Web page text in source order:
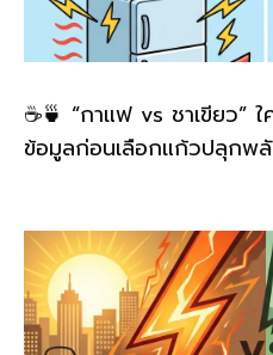
☕🍵 “กาแฟ vs ชาเขียว”
ข้อมูลก่อนเลือกแก้วปลุกพลั